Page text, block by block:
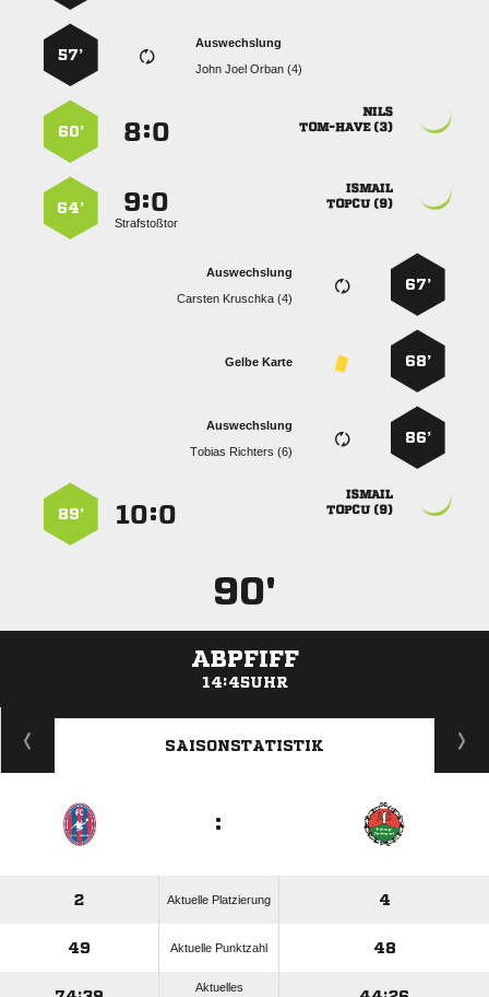
Auswechslung
   
57’

 
:
60’

 
:
Strafstoßtor
64’
67’
Auswechslung
  
68’
Gelbe Karte
86’
Auswechslung
  

 
:
89’
90'
ABPFIFF
14:45UHR
ANZEIGE
SAISONSTATISTIK
:
2 Aktuelle Platzierung 4
49 Aktuelle Punktzahl 48
Aktuelles